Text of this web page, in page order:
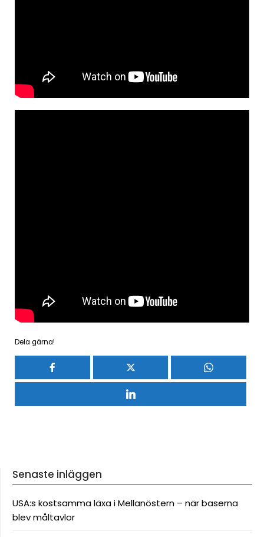
Dela gärna!
Senaste inläggen
USA:s kostsamma läxa i Mellanöstern – när baserna
blev måltavlor